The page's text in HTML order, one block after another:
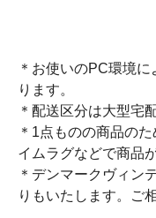
＊お使いのPC環境
ります。
＊配送区分は大型宅
＊1点ものの商品の
イムラグなどで商品
＊デンマークヴィン
りもいたします。ご